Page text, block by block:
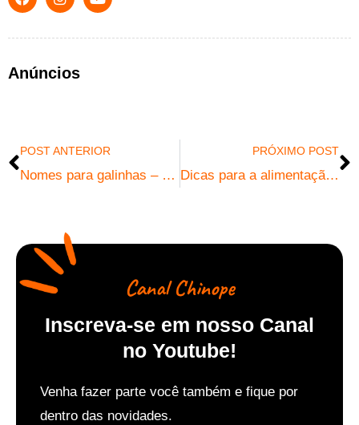
Anúncios
POST ANTERIOR
Nomes para galinhas – veja algumas inspirações
PRÓXIMO POST
Dicas para a alimentação das galinhas
Canal Chinope
Inscreva-se em nosso Canal
no Youtube!
Venha fazer parte você também e fique por
dentro das novidades.